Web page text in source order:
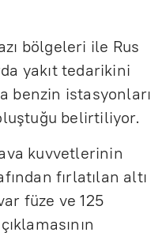
bölgeleri ile Rus
yakıt tedarikini
benzin istasyonları
belirtiliyor.
kuvvetlerinin
fırlatılan altı
füze ve 125